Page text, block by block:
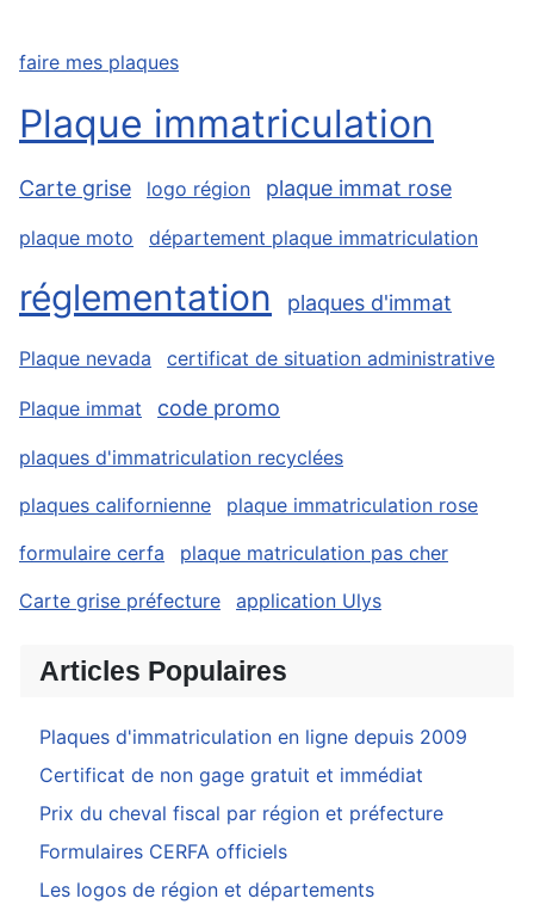
faire mes plaques
Plaque immatriculation
Carte grise logo région plaque immat rose
plaque moto département plaque immatriculation
réglementation plaques d'immat
Plaque nevada certificat de situation administrative
Plaque immat code promo
plaques d'immatriculation recyclées
plaques californienne
plaque immatriculation rose
formulaire cerfa
plaque matriculation pas cher
Carte grise préfecture
application Ulys
Articles Populaires
Plaques d'immatriculation en ligne depuis 2009
Certificat de non gage gratuit et immédiat
Prix du cheval fiscal par région et préfecture
Formulaires CERFA officiels
Les logos de région et départements